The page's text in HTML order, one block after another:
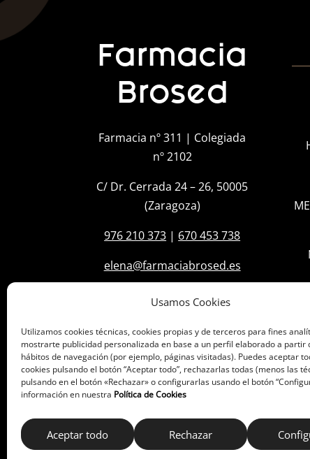
Usamos Cookies
Utilizamos cookies técnicas, cookies propias y de terceros para fines
mostrarte publicidad personalizada en base a un perfil elaborado a partir
hábitos de navegación (por ejemplo, páginas visitadas). Puedes aceptar
cookies pulsando el botón “Aceptar todo”, rechazarlas todas (menos las
pulsando en el botón «Rechazar» o configurarlas usando el botón
información en nuestra Política de Cookies
Aceptar todo Rechazar
Farmacia
Brosed
Farmacia nº 311 | Colegiada
nº 2102
C/ Dr. Cerrada 24 – 26, 50005
(Zaragoza)
976 210 373 | 670 453 738
elena@farmaciabrosed.es